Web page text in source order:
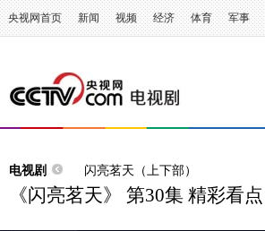
央视网首页 新闻 视频 经济 体育 军事
电视剧 闪亮茗天（上下部）
《闪亮茗天》 第30集 精彩看点